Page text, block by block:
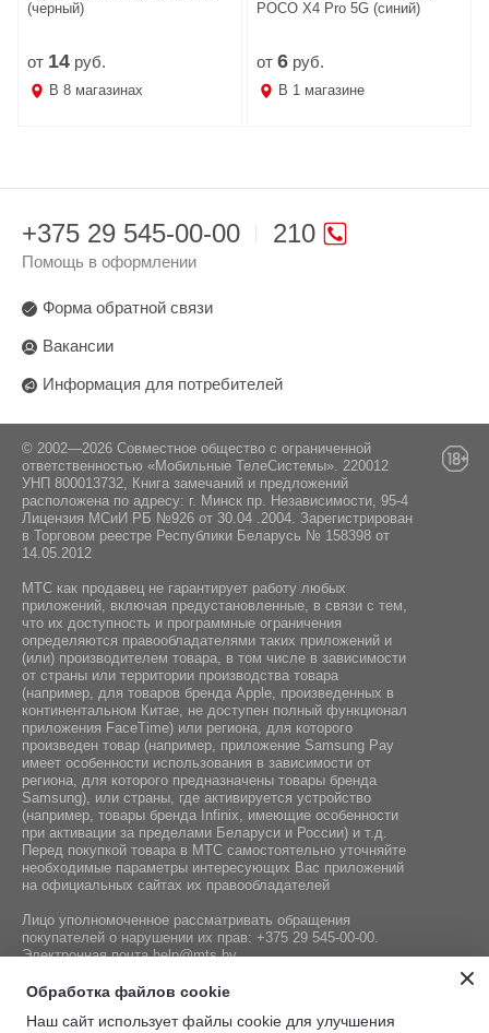
(черный)
от 14 руб.
В 8 магазинах
POCO X4 Pro 5G (синий)
от 6 руб.
В 1 магазине
210
+375 29 545-00-00
Помощь в оформлении
Форма обратной связи
Вакансии
Информация для потребителей
© 2002—2026 Совместное общество с ограниченной
ответственностью «Мобильные ТелеСистемы». 220012
УНП 800013732, Книга замечаний и предложений
расположена по адресу: г. Минск пр. Независимости, 95-4
Лицензия МСиИ РБ №926 от 30.04 .2004. Зарегистрирован
в Торговом реестре Республики Беларусь № 158398 от
14.05.2012
МТС как продавец не гарантирует работу любых
приложений, включая предустановленные, в связи с тем,
что их доступность и программные ограничения
определяются правообладателями таких приложений и
(или) производителем товара, в том числе в зависимости
от страны или территории производства товара
(например, для товаров бренда Apple, произведенных в
континентальном Китае, не доступен полный функционал
приложения FaceTime) или региона, для которого
произведен товар (например, приложение Samsung Pay
имеет особенности использования в зависимости от
региона, для которого предназначены товары бренда
Samsung), или страны, где активируется устройство
(например, товары бренда Infiniх, имеющие особенности
при активации за пределами Беларуси и России) и т.д.
Перед покупкой товара в МТС самостоятельно уточняйте
необходимые параметры интересующих Вас приложений
на официальных сайтах их правообладателей
Лицо уполномоченное рассматривать обращения
покупателей о нарушении их прав: +375 29 545-00-00.
Электронная почтаhelp@mts.by
Номер телефона работников местных исполнительных и
регистрации СООО «Мобильные ТелеСистемы»,
Обработка файлов cookie
Наш сайт использует файлы cookie для улучшения